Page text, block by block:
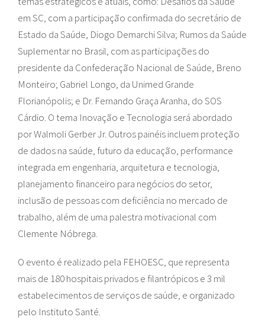
em SC, com a participação confirmada do secretário de
Estado da Saúde, Diogo Demarchi Silva; Rumos da Saúde
Suplementar no Brasil, com as participações do
presidente da Confederação Nacional de Saúde, Breno
Monteiro; Gabriel Longo, da Unimed Grande
Florianópolis; e Dr. Fernando Graça Aranha, do SOS
Cárdio. O tema Inovação e Tecnologia será abordado
por Walmoli Gerber Jr. Outros painéis incluem proteção
de dados na saúde, futuro da educação, performance
integrada em engenharia, arquitetura e tecnologia,
planejamento financeiro para negócios do setor,
inclusão de pessoas com deficiência no mercado de
trabalho, além de uma palestra motivacional com
Clemente Nóbrega.
O evento é realizado pela FEHOESC, que representa
mais de 180 hospitais privados e filantrópicos e 3 mil
estabelecimentos de serviços de saúde, e organizado
pelo Instituto Santé.